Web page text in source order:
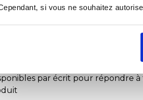
si vous ne souhaitez
écrit
par écrit pour répondre à